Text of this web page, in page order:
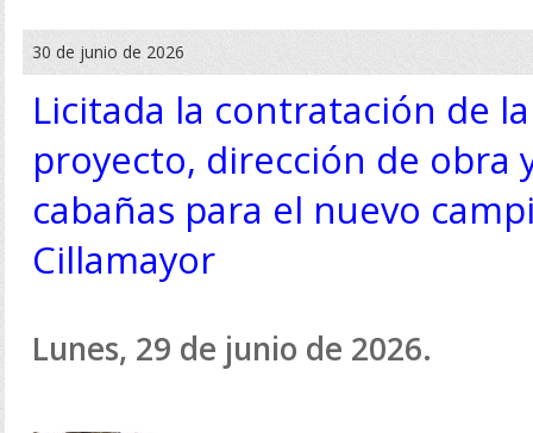
30 de junio de 2026
Licitada la contratación de
proyecto, dirección de obra
cabañas para el nuevo
Cillamayor
Lunes, 29 de junio de 2026.